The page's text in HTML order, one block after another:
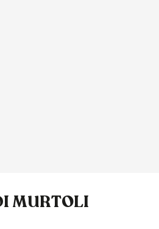
MURTOLI